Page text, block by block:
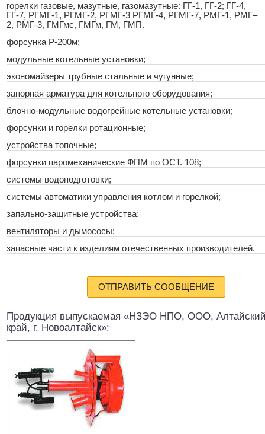
горелки газовые, мазутные, газомазутные: ГГ-1, ГГ-2; ГГ-4,
ГГ-7, РГМГ-1, РГМГ-2, РГМГ-3 РГМГ-4, РГМГ-7, РМГ-1, РМГ–
2, РМГ-3, ГМГмс, ГМГм, ГМ, ГМП.
форсунка Р-200м;
модульные котельные установки;
экономайзеры трубные стальные и чугунные;
запорная арматура для котельного оборудования;
блочно-модульные водогрейные котельные установки;
форсунки и горелки ротационные;
устройства топочные;
форсунки паромеханические ФПМ по ОСТ. 108;
системы водоподготовки;
системы автоматики управления котлом и горелкой;
запально-защитные устройства;
вентиляторы и дымососы;
запасные части к изделиям отечественных производителей.
ОТПРАВИТЬ СООБЩЕНИЕ
Продукция выпускаемая «НЗЭО НПО, ООО,
край, г. Новоалтайск»: